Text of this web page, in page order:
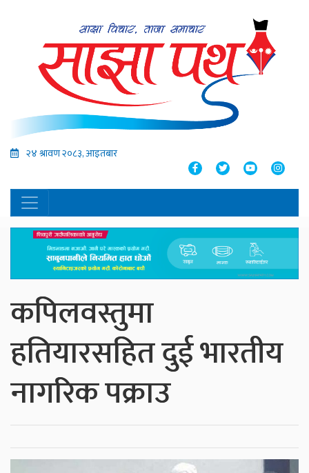
२४ श्रावण २०८३, आइतबार
कपिलवस्तुमा
हतियारसहित दुई भारतीय
नागरिक पक्राउ